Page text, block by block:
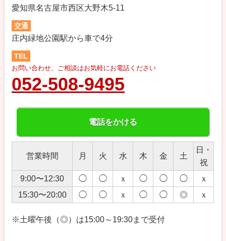
愛知県名古屋市西区大野木5-11
交通
庄内緑地公園駅から車で4分
TEL
お問い合わせ、ご相談はお気軽にお電話ください
052-508-9495
電話をかける
営業時間 月 火 水 木 金 土
日・
祝
9:00〜12:30
◯ ◯ ｘ ◯ ◯ ◯
ｘ
15:30〜20:00
◯ ◯ ｘ ◯ ◯ ◎ ｘ
※土曜午後（◎）は15:00～19:30まで受付